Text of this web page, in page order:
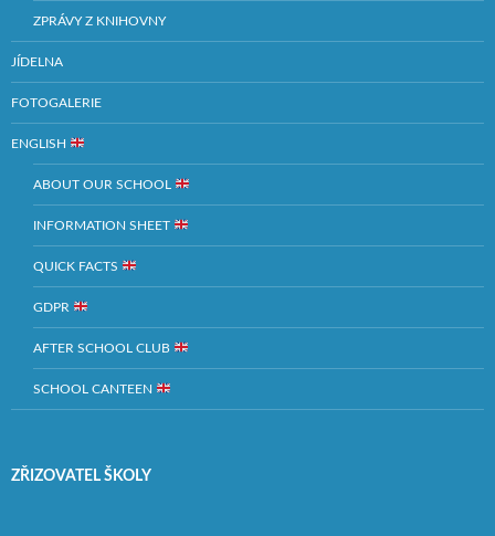
ZPRÁVY Z KNIHOVNY
JÍDELNA
FOTOGALERIE
ENGLISH
ABOUT OUR SCHOOL
INFORMATION SHEET
QUICK FACTS
GDPR
AFTER SCHOOL CLUB
SCHOOL CANTEEN
ZŘIZOVATEL ŠKOLY